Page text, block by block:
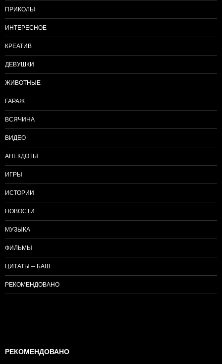
ПРИКОЛЫ
ИНТЕРЕСНОЕ
КРЕАТИВ
ДЕВУШКИ
ЖИВОТНЫЕ
ГАРАЖ
ВСЯЧИНА
ВИДЕО
АНЕКДОТЫ
ИГРЫ
ИСТОРИИ
НОВОСТИ
МУЗЫКА
ФИЛЬМЫ
ЦИТАТЫ — БАШ
РЕКОМЕНДОВАНО
РЕКОМЕНДОВАНО